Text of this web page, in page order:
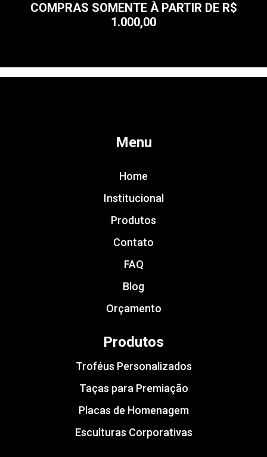
COMPRAS SOMENTE À PARTIR DE R$
1.000,00
Menu
Home
Institucional
Produtos
Contato
FAQ
Blog
Orçamento
Produtos
Troféus Personalizados
Taças para Premiação
Placas de Homenagem
Esculturas Corporativas